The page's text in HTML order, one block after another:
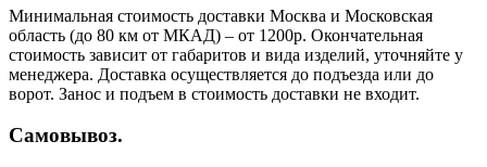
Минимальная стоимость доставки Москва и Московская
область (до 80 км от МКАД) – от 1200р. Окончательная
стоимость зависит от габаритов и вида изделий, уточняйте у
менеджера. Доставка осуществляется до подъезда или до
ворот. Занос и подъем в стоимость доставки не входит.
Самовывоз.